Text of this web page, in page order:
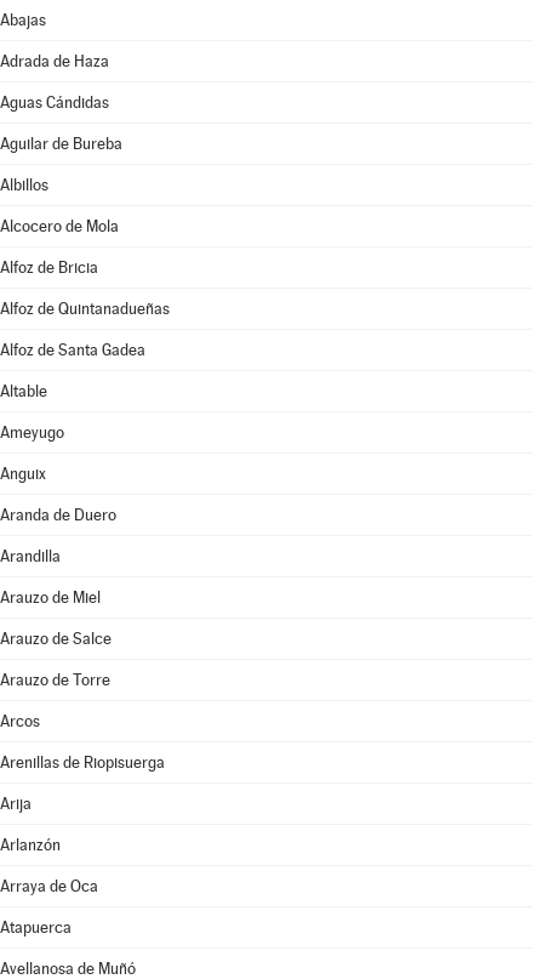
Abajas
Adrada de Haza
Aguas Cándidas
Aguilar de Bureba
Albillos
Alcocero de Mola
Alfoz de Bricia
Alfoz de Quintanadueñas
Alfoz de Santa Gadea
Altable
Ameyugo
Anguix
Aranda de Duero
Arandilla
Arauzo de Miel
Arauzo de Salce
Arauzo de Torre
Arcos
Arenillas de Riopisuerga
Arija
Arlanzón
Arraya de Oca
Atapuerca
Avellanosa de Muñó